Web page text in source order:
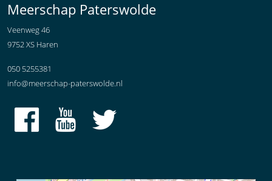
Meerschap Paterswolde
Veenweg 46
9752 XS Haren
050 5255381
info@meerschap-paterswolde.nl